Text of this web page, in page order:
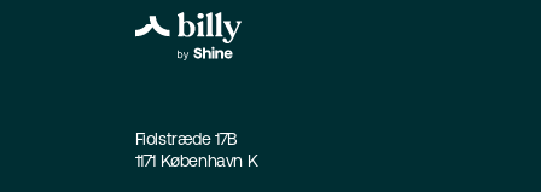
Fiolstræde 17B
1171 København K